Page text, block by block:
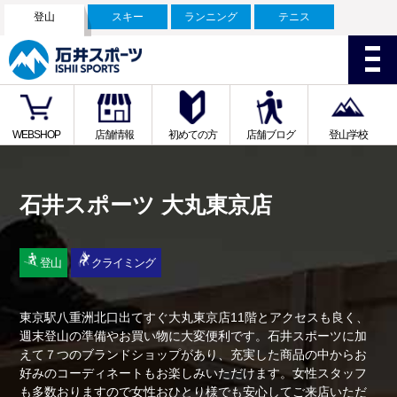
登山 スキー ランニング テニス
WEBSHOP 店舗情報 初めての方 店舗ブログ 登山学校
石井スポーツ 大丸東京店
登山 クライミング
東京駅八重洲北口出てすぐ大丸東京店11階とアクセスも良く、
週末登山の準備やお買い物に大変便利です。石井スポーツに加
えて７つのブランドショップがあり、充実した商品の中からお
好みのコーディネートもお楽しみいただけます。女性スタッフ
も多数おりますので女性おひとり様でも安心してご来店いただ